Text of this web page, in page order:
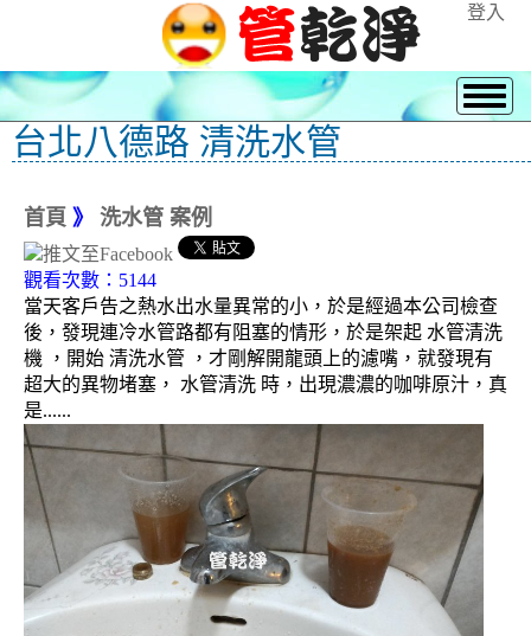
登入
台北八德路 清洗水管
首頁 》 洗水管 案例
觀看次數：5144
當天客戶告之熱水出水量異常的小，於是經過本公司檢查
後，發現連冷水管路都有阻塞的情形，於是架起 水管清洗
機 ，開始 清洗水管 ，才剛解開龍頭上的濾嘴，就發現有
超大的異物堵塞， 水管清洗 時，出現濃濃的咖啡原汁，真
是......